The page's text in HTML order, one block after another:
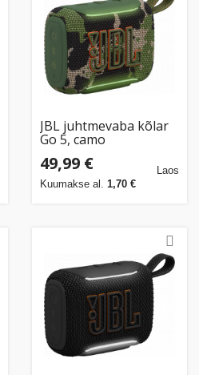
JBL juhtmevaba kõlar
Go 5, camo
49,99 €
Kuumakse al. 1,70 €
Laos